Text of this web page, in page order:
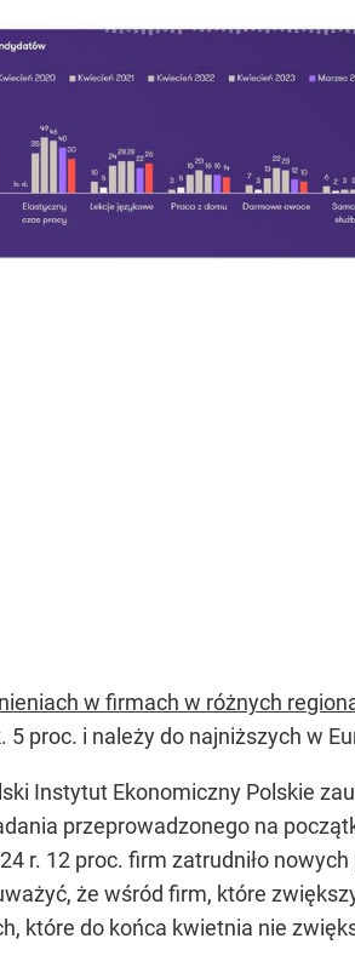
w firmach w różnych
proc. i należy do najniższych w
Instytut Ekonomiczny Polskie
przeprowadzonego na
r. 12 proc. firm zatrudniło
że wśród firm, które
które do końca kwietnia nie